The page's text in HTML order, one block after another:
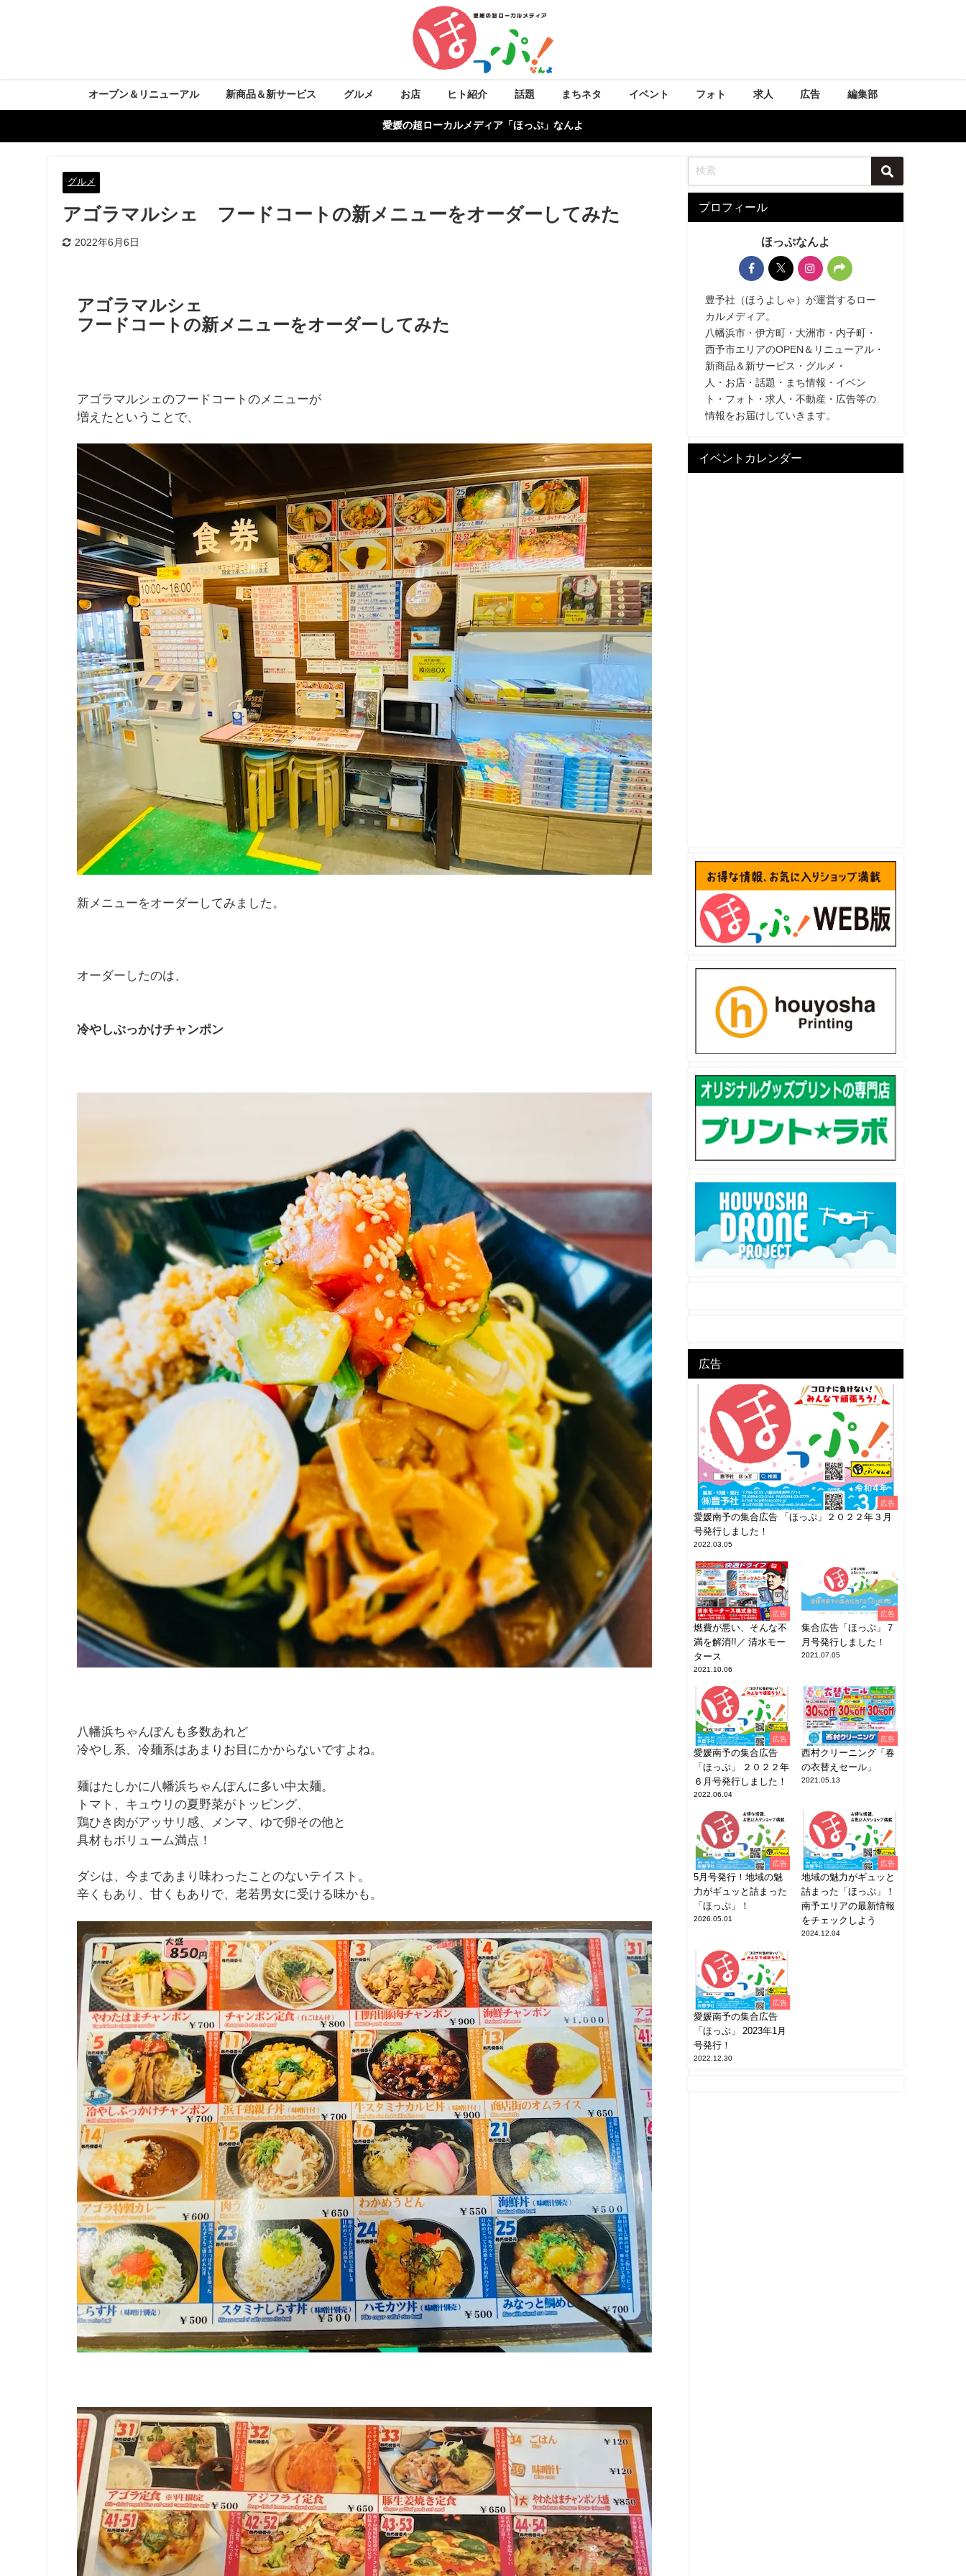
オープン＆リニューアル 新商品＆新サービス グルメ お店 ヒト紹介 話題 まちネタ イベント フォト 求人 広告 編集部
愛媛の超ローカルメディア「ほっぷ」なんよ
グルメ
アゴラマルシェ フードコートの新メニューをオーダーしてみた
2022年6月6日
アゴラマルシェ
フードコートの新メニューをオーダーしてみた
アゴラマルシェのフードコートのメニューが
増えたということで、
新メニューをオーダーしてみました。
オーダーしたのは、
冷やしぶっかけチャンポン
八幡浜ちゃんぽんも多数あれど
冷やし系、冷麺系はあまりお目にかからないですよね。
麺はたしかに八幡浜ちゃんぽんに多い中太麺。
トマト、キュウリの夏野菜がトッピング、
鶏ひき肉がアッサリ感、メンマ、ゆで卵その他と
具材もボリューム満点！
ダシは、今まであまり味わったことのないテイスト。
辛くもあり、甘くもありで、老若男女に受ける味かも。
プロフィール
ほっぷなんよ
豊予社（ほうよしゃ）が運営するロー
カルメディア。
八幡浜市・伊方町・大洲市・内子町・
西予市エリアのOPEN＆リニューアル・
新商品＆新サービス・グルメ・
人・お店・話題・まち情報・イベン
ト・フォト・求人・不動産・広告等の
情報をお届けしていきます。
イベントカレンダー
広告
広告
愛媛南予の集合広告 「ほっぷ」２０２２年３月
号発行しました！
2022.03.05
広告
燃費が悪い、そんな不
満を解消!!／ 清水モー
タース
2021.10.06
広告
集合広告「ほっぷ」７
月号発行しました！
2021.07.05
広告
愛媛南予の集合広告
「ほっぷ」 ２０２２年
６月号発行しました！
2022.06.04
広告
西村クリーニング「春
の衣替えセール」
2021.05.13
広告
5月号発行！地域の魅
力がギュッと詰まった
「ほっぷ」！
2026.05.01
広告
地域の魅力がギュッと
詰まった「ほっぷ」！
南予エリアの最新情報
をチェックしよう
2024.12.04
広告
愛媛南予の集合広告
「ほっぷ」 2023年1月
号発行！
2022.12.30